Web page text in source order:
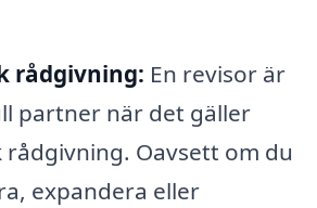
rådgivning: En revisor är
partner när det gäller
rådgivning. Oavsett om du
expandera eller